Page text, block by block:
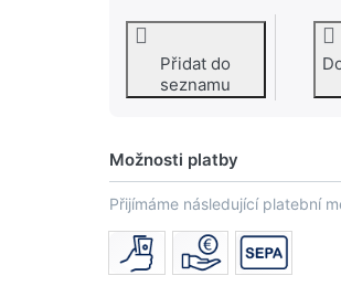
Přidat do
seznamu
Možnosti platby
Přijímáme následující platební